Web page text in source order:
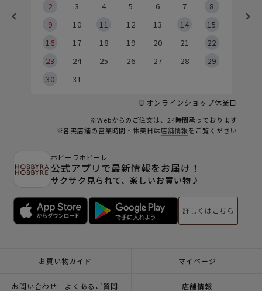
2
3 4 5 6 7
8
9
10 11 12 13 14
15
16
17 18 19 20 21
22
23
24 25 26 27 28
29
30
31
オンラインショップ休業日
※Webからのご注文は、24時間承っております
※各実店舗の営業時間・休業日は店舗情報をご覧ください
ホビーラホビーレ
公式アプリで最新情報をお届け！
サクサク見られて、楽しいお買い物♪
詳しくはこちら
お買い物ガイド マイページ
お問い合わせ - よくあるご質問 店舗情報